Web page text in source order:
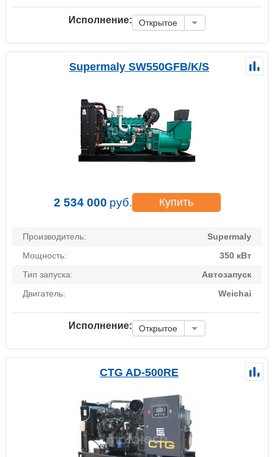
Исполнение: Открытое
Supermaly SW550GFB/K/S
2 534 000 руб. Купить
Производитель:
Supermaly
Мощность:
350 кВт
Тип запуска:
Автозапуск
Двигатель:
Weichai
Исполнение: Открытое
CTG AD-500RE